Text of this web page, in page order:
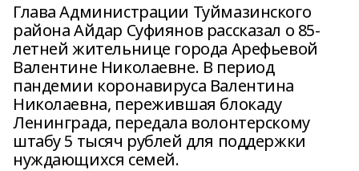
Глава Администрации Туймазинского
района Айдар Суфиянов рассказал о 85-
летней жительнице города Арефьевой
Валентине Николаевне. В период
пандемии коронавируса Валентина
Николаевна, пережившая блокаду
Ленинграда, передала волонтерскому
штабу 5 тысяч рублей для поддержки
нуждающихся семей.